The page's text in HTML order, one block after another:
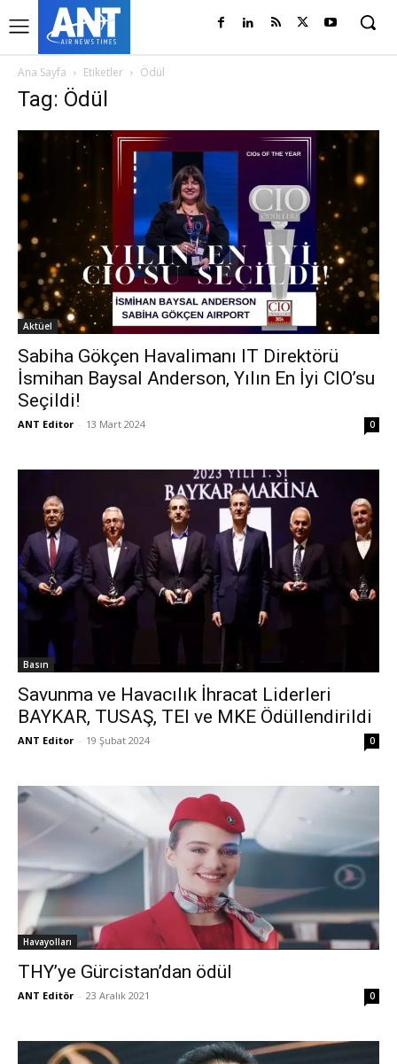
Ana Sayfa Etiketler Ödül
Tag: Ödül
Aktüel
Sabiha Gökçen Havalimanı IT Direktörü
İsmihan Baysal Anderson, Yılın En İyi CIO’su
Seçildi!
ANT Editor - 13 Mart 2024 0
Basın
Savunma ve Havacılık İhracat Liderleri
BAYKAR, TUSAŞ, TEI ve MKE Ödüllendirildi
ANT Editor - 19 Şubat 2024 0
Havayolları
THY’ye Gürcistan’dan ödül
ANT Editör - 23 Aralık 2021 0